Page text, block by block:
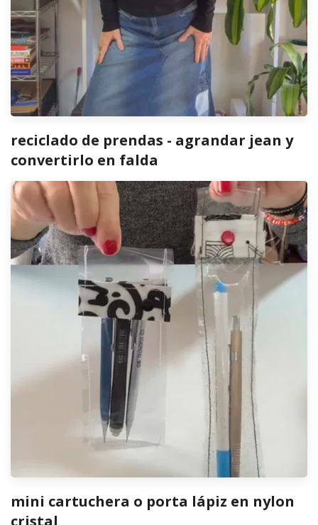
reciclado de prendas - agrandar jean y
convertirlo en falda
mini cartuchera o porta lápiz en nylon